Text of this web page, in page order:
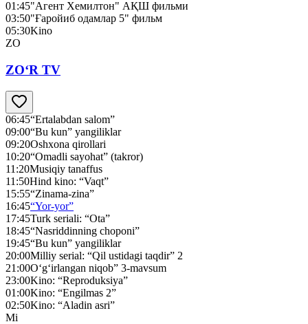
01:45"Агент Хемилтон" АҚШ фильми
03:50"Ғаройиб одамлар 5" фильм
05:30Kino
ZO
ZO‘R TV
06:45“Ertalabdan salom”
09:00“Bu kun” yangiliklar
09:20Oshxona qirollari
10:20“Omadli sayohat” (takror)
11:20Musiqiy tanaffus
11:50Hind kino: “Vaqt”
15:55“Zinama-zina”
16:45“Yor-yor”
17:45Turk seriali: “Ota”
18:45“Nasriddinning choponi”
19:45“Bu kun” yangiliklar
20:00Milliy serial: “Qil ustidagi taqdir” 2
21:00O‘g‘irlangan niqob” 3-mavsum
23:00Kino: “Reproduksiya”
01:00Kino: “Engilmas 2”
02:50Kino: “Aladin asri”
Mi